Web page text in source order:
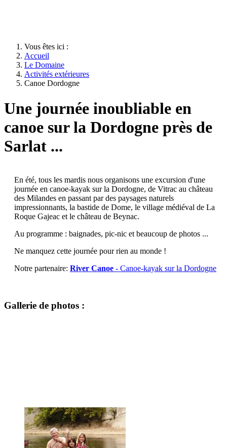
Vous êtes ici :
Accueil
Le Domaine
Activités extérieures
Canoe Dordogne
Une journée inoubliable en
canoe sur la Dordogne près de
Sarlat ...
En été, tous les mardis nous organisons une excursion d'une
journée en canoe-kayak sur la Dordogne, de Vitrac au château
des Milandes en passant par des paysages naturels
impressionnants, la bastide de Dome, le village médiéval de La
Roque Gajeac et le château de Beynac.
Au programme : baignades, pic-nic et beaucoup de photos ...
Ne manquez cette journée pour rien au monde !
Notre partenaire: River Canoe - Canoe-kayak sur la Dordogne
Gallerie de photos :